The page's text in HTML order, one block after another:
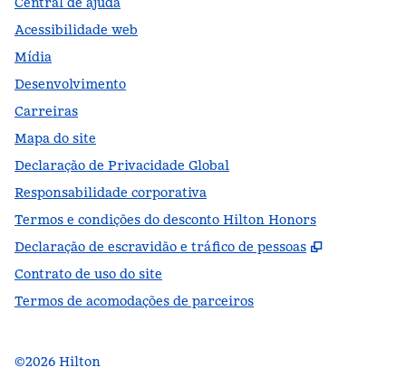
Acessibilidade web
Mídia
Desenvolvimento
Carreiras
Mapa do site
Declaração de Privacidade Global
Responsabilidade corporativa
Termos e condições do desconto Hilton Honors
Declaração de escravidão e tráfico de pessoas
,
Contrato de uso do site
Termos de acomodações de parceiros
©2026 Hilton